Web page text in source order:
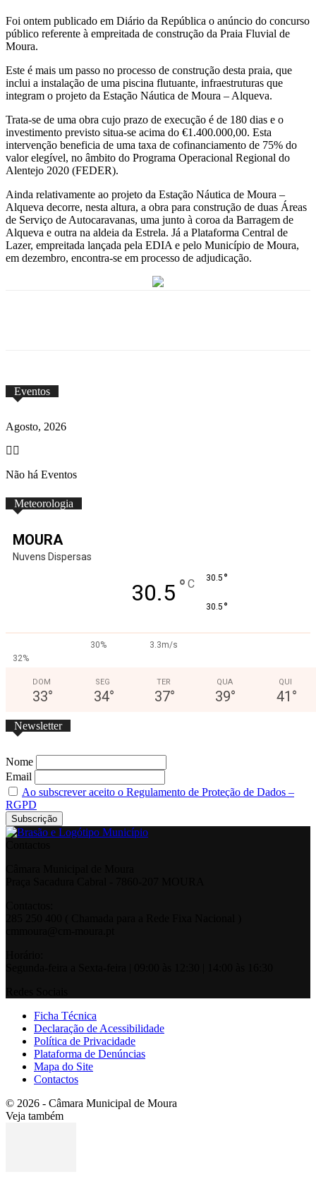
Foi ontem publicado em Diário da República o anúncio do concurso
público referente à empreitada de construção da Praia Fluvial de
Moura.
Este é mais um passo no processo de construção desta praia, que
inclui a instalação de uma piscina flutuante, infraestruturas que
integram o projeto da Estação Náutica de Moura – Alqueva.
Trata-se de uma obra cujo prazo de execução é de 180 dias e o
investimento previsto situa-se acima do €1.400.000,00. Esta
intervenção beneficia de uma taxa de cofinanciamento de 75% do
valor elegível, no âmbito do Programa Operacional Regional do
Alentejo 2020 (FEDER).
Ainda relativamente ao projeto da Estação Náutica de Moura –
Alqueva decorre, nesta altura, a obra para construção de duas Áreas
de Serviço de Autocaravanas, uma junto à coroa da Barragem de
Alqueva e outra na aldeia da Estrela. Já a Plataforma Central de
Lazer, empreitada lançada pela EDIA e pelo Município de Moura,
em dezembro, encontra-se em processo de adjudicação.
Eventos
Agosto, 2026
Não há Eventos
Meteorologia
MOURA
Nuvens Dispersas
30.5 ° C 30.5 °
30.5 °
30%
3.3m/s
32%
DOM
33°
SEG
34°
TER
37°
QUA
39°
QUI
41 °
Newsletter
Nome
Email
Ao subscrever aceito o Regulamento de Proteção de Dados –
RGPD
Ficha Técnica
Declaração de Acessibilidade
Política de Privacidade
Plataforma de Denúncias
Mapa do Site
Contactos
© 2026 - Câmara Municipal de Moura
Veja também